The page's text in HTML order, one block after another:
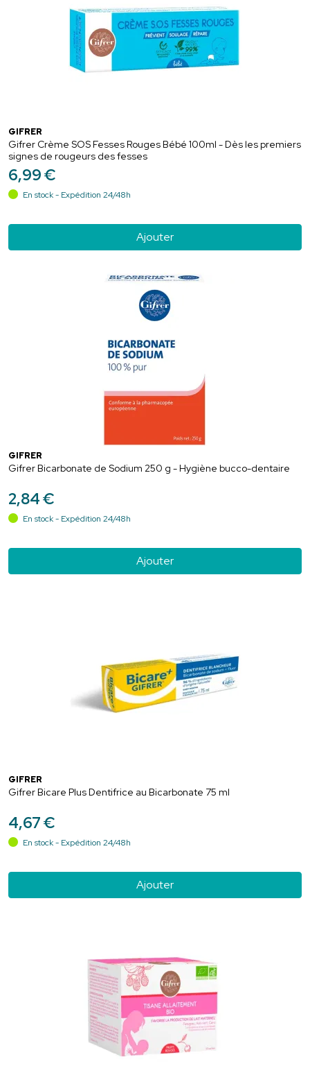
GIFRER
Gifrer Crème SOS Fesses Rouges Bébé 100ml - Dès les premiers
signes de rougeurs des fesses
6,99€
En stock - Expédition 24/48h
Ajouter
GIFRER
Gifrer Bicarbonate de Sodium 250 g - Hygiène bucco-dentaire
2,84€
En stock - Expédition 24/48h
Ajouter
GIFRER
Gifrer Bicare Plus Dentifrice au Bicarbonate 75 ml
4,67€
En stock - Expédition 24/48h
Ajouter